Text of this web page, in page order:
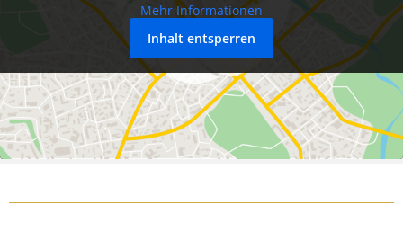
Mehr Informationen
Inhalt entsperren